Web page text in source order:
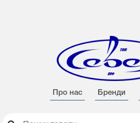
Про нас Бренди